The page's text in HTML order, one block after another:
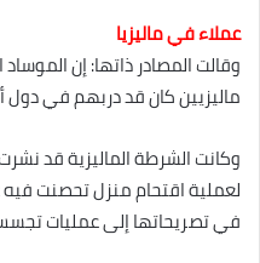
عملاء في ماليزيا
وقالت المصادر ذاتها: إن
ماليزيين كان قد دربهم في دول
وكانت الشرطة الماليزية قد
لعملية اقتحام منزل تحصنت
في تصريحاتها إلى عمليات